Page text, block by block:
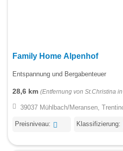
Family Home Alpenhof
Entspannung und Bergabenteuer
28,6 km (Entfernung von St.Christina
39037 Mühlbach/Meransen,
Preisniveau: Klassifizierung: